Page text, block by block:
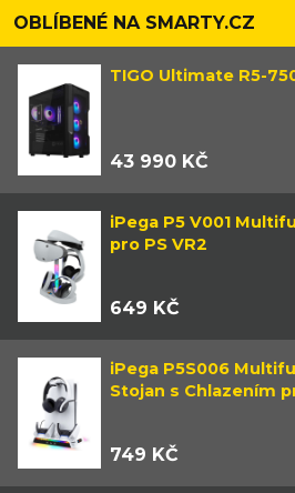
OBLÍBENÉ NA SMARTY.CZ
TIGO Ultimate R5-
43 990 KČ
iPega P5 V001
pro PS VR2
649 KČ
iPega P5S006
Stojan s Chlazením
749 KČ